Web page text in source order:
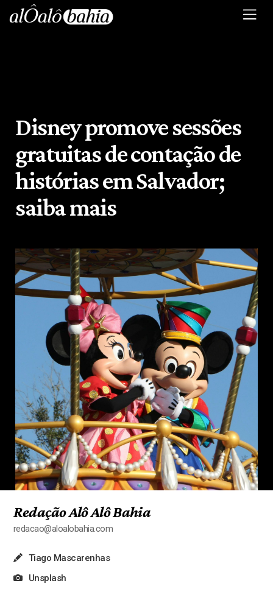
Disney promove sessões
gratuitas de contação de
histórias em Salvador;
saiba mais
Redação Alô Alô Bahia
redacao@aloalobahia.com
Tiago Mascarenhas
Unsplash